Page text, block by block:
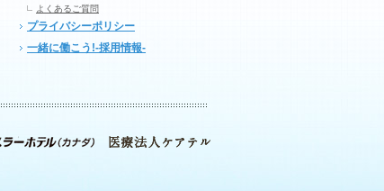
よくあるご質問
プライバシーポリシー
一緒に働こう!-採用情報-